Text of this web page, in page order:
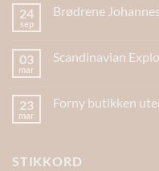
24
sep
Brødrene
03
mar
Scandinavian
23
mar
Forny butikken
STIKKORD